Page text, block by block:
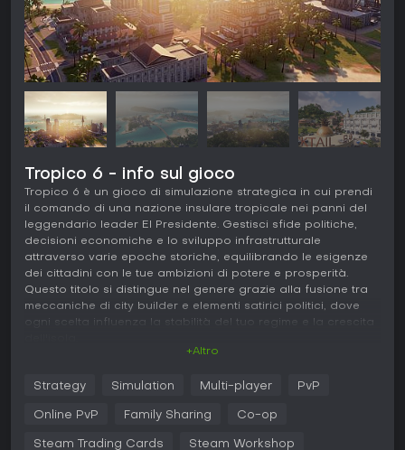
Tropico 6 - info sul gioco
Tropico 6 è un gioco di simulazione strategica in cui prendi
il comando di una nazione insulare tropicale nei panni del
leggendario leader El Presidente. Gestisci sfide politiche,
decisioni economiche e lo sviluppo infrastrutturale
attraverso varie epoche storiche, equilibrando le esigenze
dei cittadini con le tue ambizioni di potere e prosperità.
Questo titolo si distingue nel genere grazie alla fusione tra
meccaniche di city builder e elementi satirici politici, dove
ogni scelta influenza la stabilità del tuo regime e la crescita
In Tropico 6, l'esperienza ruota attorno alla costruzione e
gestione di un arcipelago di isole, una novità per la serie.
e industrie per sostenere popolazione ed economia. Man
+Altro
Strategy Simulation Multi-player PvP
Online PvP Family Sharing Co-op
Steam Trading Cards Steam Workshop